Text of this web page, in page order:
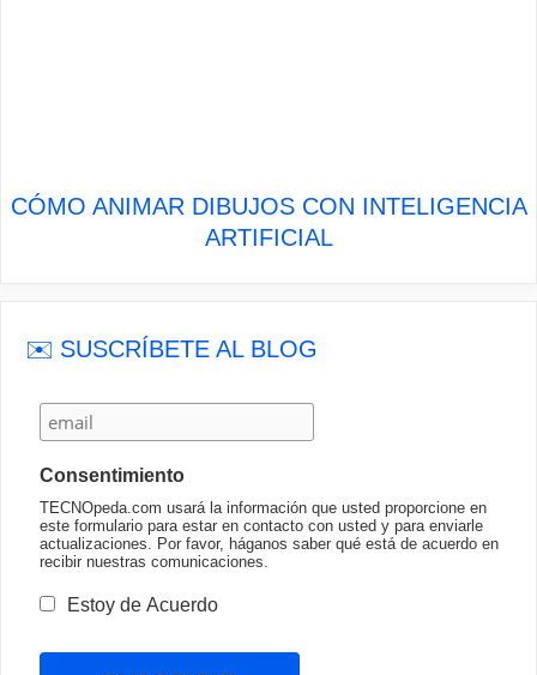
CÓMO ANIMAR DIBUJOS CON INTELIGENCIA
ARTIFICIAL
✉️ SUSCRÍBETE AL BLOG
Consentimiento
TECNOpeda.com usará la información que usted proporcione en
este formulario para estar en contacto con usted y para enviarle
actualizaciones. Por favor, háganos saber qué está de acuerdo en
recibir nuestras comunicaciones.
Estoy de Acuerdo